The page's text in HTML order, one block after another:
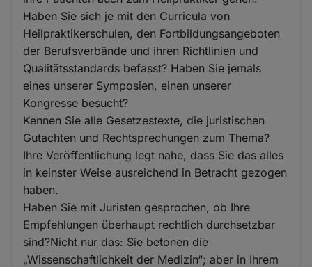
Haben Sie sich je mit den Curricula von
Heilpraktikerschulen, den Fortbildungsangeboten
der Berufsverbände und ihren Richtlinien und
Qualitätsstandards befasst? Haben Sie jemals
eines unserer Symposien, einen unserer
Kongresse besucht?
Kennen Sie alle Gesetzestexte, die juristischen
Gutachten und Rechtsprechungen zum Thema?
Ihre Veröffentlichung legt nahe, dass Sie das alles
in keinster Weise ausreichend in Betracht gezogen
haben.
Haben Sie mit Juristen gesprochen, ob Ihre
Empfehlungen überhaupt rechtlich durchsetzbar
sind?Nicht nur das: Sie betonen die
„Wissenschaftlichkeit der Medizin“; aber in Ihrem